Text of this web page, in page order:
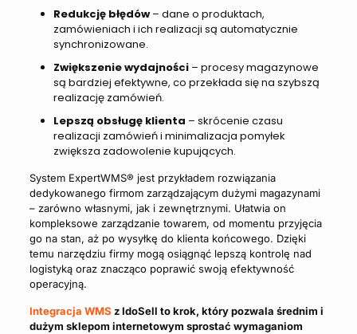
Redukcję błędów– dane o produktach,
zamówieniach i ich realizacji są automatycznie
synchronizowane.
Zwiększenie wydajności– procesy magazynowe
są bardziej efektywne, co przekłada się na szybszą
realizację zamówień.
Lepszą obsługę klienta – skrócenie czasu
realizacji zamówień i minimalizacja pomyłek
zwiększa zadowolenie kupujących.
System ExpertWMS® jest przykładem rozwiązania
dedykowanego firmom zarządzającym dużymi magazynami
– zarówno własnymi, jak i zewnętrznymi. Ułatwia on
kompleksowe zarządzanie towarem, od momentu przyjęcia
go na stan, aż po wysyłkę do klienta końcowego. Dzięki
temu narzędziu firmy mogą osiągnąć lepszą kontrolę nad
logistyką oraz znacząco poprawić swoją efektywność
operacyjną.
Integracja WMS z IdoSell to krok, który pozwala średnim i
dużym sklepom internetowym sprostać wymaganiom